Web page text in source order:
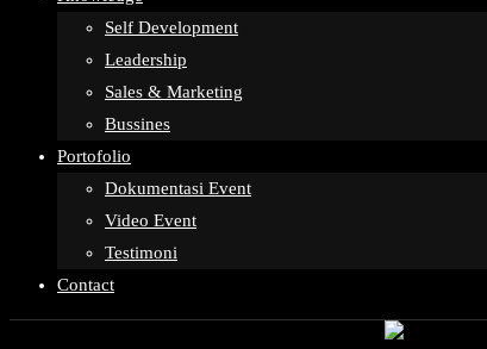
Self Development
Leadership
Sales & Marketing
Bussines
Portofolio
Dokumentasi Event
Video Event
Testimoni
Contact